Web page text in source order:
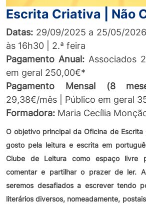
Escrita Criativa | Não
Datas: 29/09/2025 a 25/05/
às 16h30 | 2.ª feira
Pagamento Anual: Associados
em geral 250,00€*
Pagamento Mensal (8
29,38€/mês | Público em geral
Formadora: Maria Cecília
O objetivo principal da Oficina de Escrita
gosto pela leitura e escrita em
Clube de Leitura como espaço livre
comentar e partilhar o prazer de ler.
seremos desafiados a escrever tendo
literários diversos, nomeadamente,